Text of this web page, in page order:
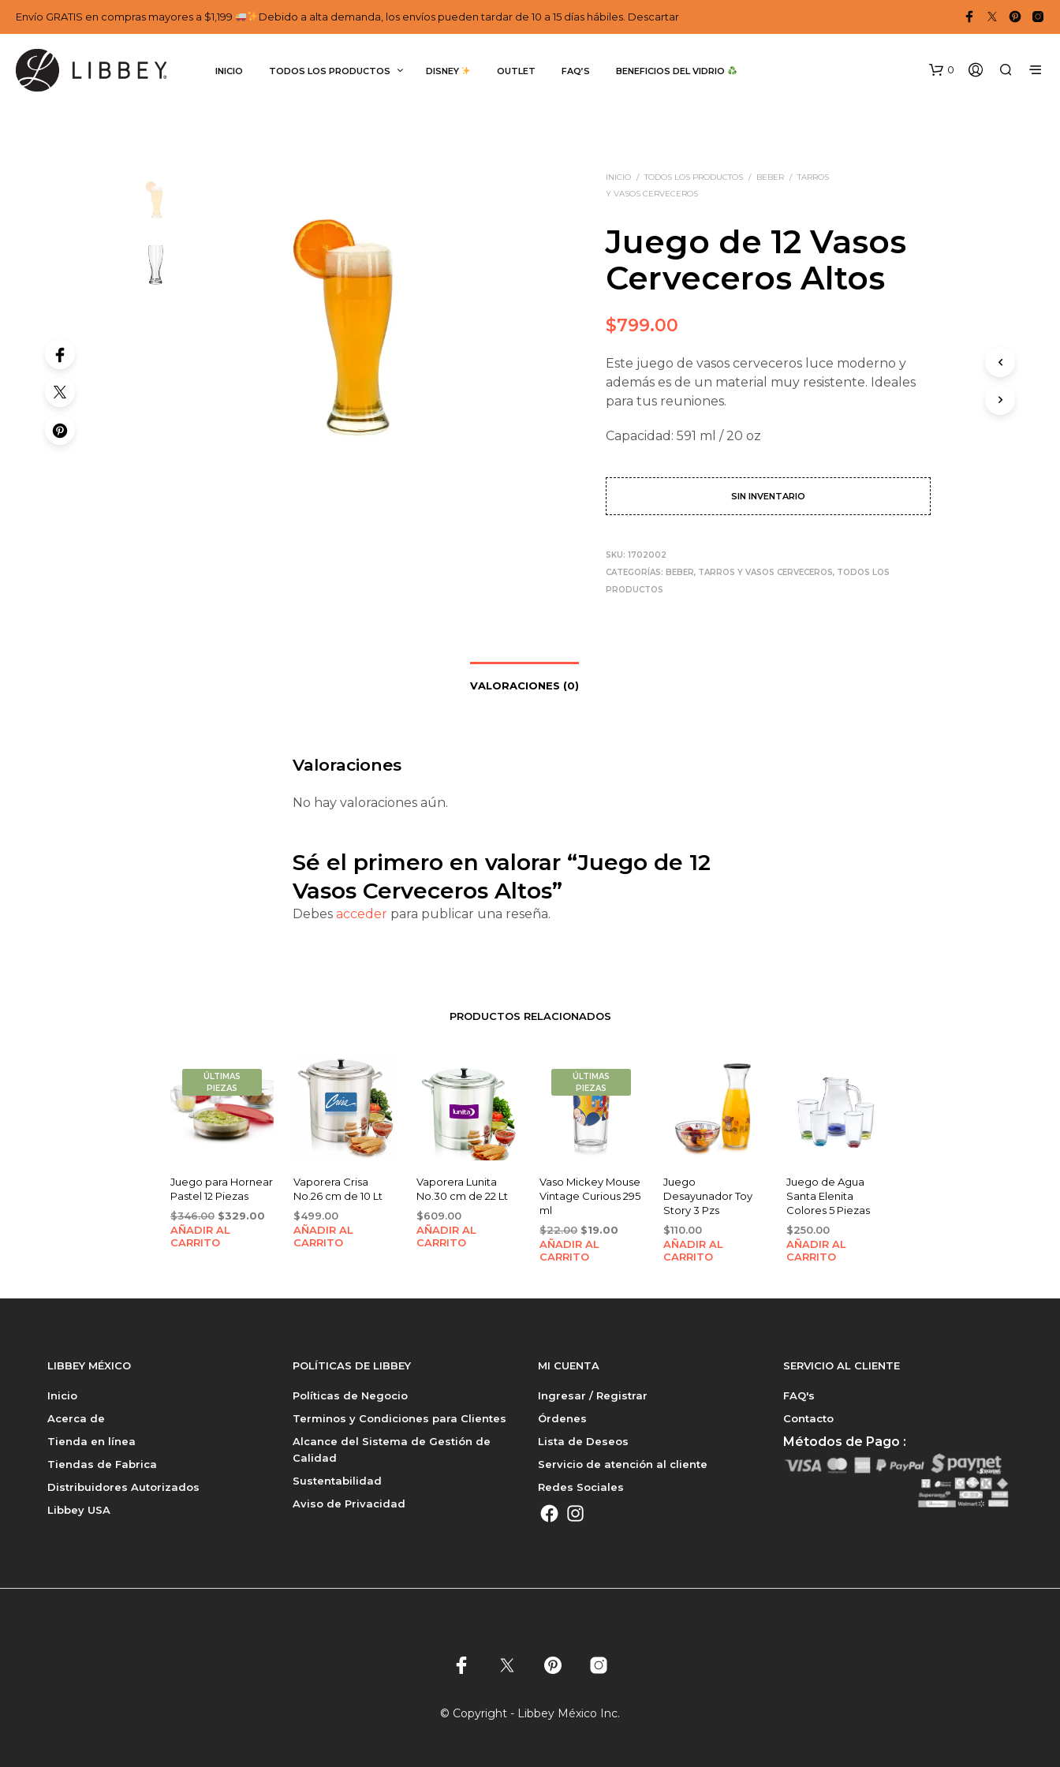
Envío GRATIS en compras mayores a $1,199 Debido a alta demanda, los envíos pueden tardar de 10 a 15 días hábiles. Descartar
INICIO TODOS LOS PRODUCTOS DISNEY OUTLET FAQ’S BENEFICIOS DEL VIDRIO 0
INICIO / TODOS LOS PRODUCTOS / BEBER / TARROS
Y VASOS CERVECEROS
Juego de 12 Vasos
Cerveceros Altos
$799.00
Este juego de vasos cerveceros luce moderno y
además es de un material muy resistente. Ideales
para tus reuniones.
Capacidad: 591 ml / 20 oz
SIN INVENTARIO
SKU:1702002
CATEGORÍAS: BEBER, TARROS Y VASOS CERVECEROS, TODOS LOS
PRODUCTOS
VALORACIONES (0)
Valoraciones
No hay valoraciones aún.
Sé el primero en valorar “Juego de 12
Vasos Cerveceros Altos”
Debes acceder para publicar una reseña.
PRODUCTOS RELACIONADOS
ÚLTIMAS
PIEZAS
Juego para Hornear
Pastel 12 Piezas
$346.00 Original
price
was:
$329.00Current
AÑADIR AL
CARRITO
Vaporera Crisa
No.26 cm de 10 Lt
$499.00
AÑADIR AL
CARRITO
Vaporera Lunita
No.30 cm de 22 Lt
$609.00
AÑADIR AL
CARRITO
ÚLTIMAS
PIEZAS
Vaso Mickey Mouse
Vintage Curious 295
ml
$22.00 Original
price
was:
$19.00
AÑADIR AL
CARRITO
Juego
Desayunador Toy
Story 3 Pzs
$110.00
AÑADIR AL
CARRITO
Juego de Agua
Santa Elenita
Colores 5 Piezas
$250.00
AÑADIR AL
CARRITO
LIBBEY MÉXICO
Inicio
Acerca de
Tienda en línea
Tiendas de Fabrica
Distribuidores Autorizados
Libbey USA
POLÍTICAS DE LIBBEY
Políticas de Negocio
Terminos y Condiciones para Clientes
Alcance del Sistema de Gestión de
Calidad
Sustentabilidad
Aviso de Privacidad
MI CUENTA
Ingresar / Registrar
Órdenes
Lista de Deseos
Servicio de atención al cliente
Redes Sociales
SERVICIO AL CLIENTE
FAQ's
Contacto
Métodos de Pago :
© Copyright - Libbey México Inc.